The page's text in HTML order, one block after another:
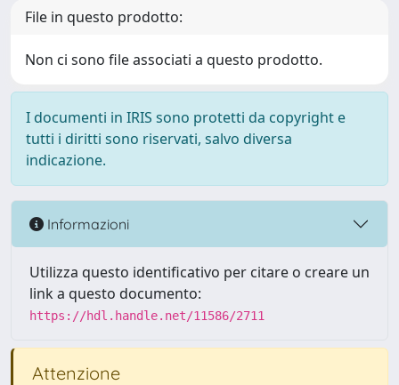
File in questo prodotto:
Non ci sono file associati a questo prodotto.
I documenti in IRIS sono protetti da copyright e
tutti i diritti sono riservati, salvo diversa
indicazione.
Informazioni
Utilizza questo identificativo per citare o creare un
link a questo documento:
https://hdl.handle.net/11586/2711
Attenzione